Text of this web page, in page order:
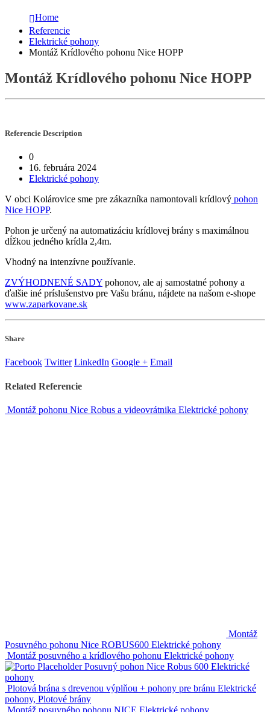
Home
Referencie
Elektrické pohony
Montáž Krídlového pohonu Nice HOPP
Montáž Krídlového pohonu Nice HOPP
Referencie Description
0
16. februára 2024
Elektrické pohony
V obci Kolárovice sme pre zákazníka namontovali krídlový pohon
Nice HOPP.
Pohon je určený na automatizáciu krídlovej brány s maximálnou
dĺžkou jedného krídla 2,4m.
Vhodný na intenzívne používanie.
ZVÝHODNENÉ SADY pohonov, ale aj samostatné pohony a
ďalšie iné príslušenstvo pre Vašu bránu, nájdete na našom e-shope
www.zaparkovane.sk
Share
Facebook Twitter LinkedIn Google + Email
Related Referencie
Montáž pohonu Nice Robus a videovrátnika Elektrické pohony
Montáž
Posuvného pohonu Nice ROBUS600 Elektrické pohony
Montáž posuvného a krídlového pohonu Elektrické pohony
Posuvný pohon Nice Robus 600 Elektrické
pohony
Plotová brána s drevenou výplňou + pohony pre bránu Elektrické
pohony, Plotové brány
Montáž posuvného pohonu NICE Elektrické pohony